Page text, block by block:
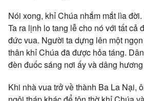
Nói xong, khỉ Chúa nhắm mắt lìa
Ta ra lịnh lo tang lễ cho nó với tất cả
đức vua. Người ta dựng lên một
thân khỉ Chúa đã được hỏa táng.
đèn đuốc sáng nơi ấy và dâng
Khi nhà vua trở về thành Ba La Nại,